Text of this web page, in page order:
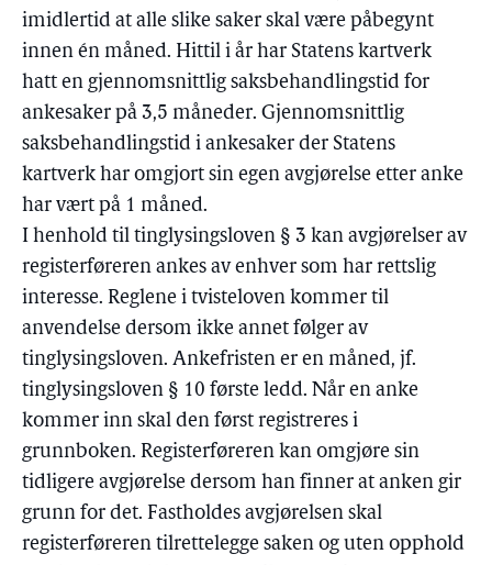
imidlertid at alle slike saker skal være påbegynt
innen én måned. Hittil i år har Statens kartverk
hatt en gjennomsnittlig saksbehandlingstid for
ankesaker på 3,5 måneder. Gjennomsnittlig
saksbehandlingstid i ankesaker der Statens
kartverk har omgjort sin egen avgjørelse etter anke
har vært på 1 måned.
I henhold til tinglysingsloven § 3 kan avgjørelser av
registerføreren ankes av enhver som har rettslig
interesse. Reglene i tvisteloven kommer til
anvendelse dersom ikke annet følger av
tinglysingsloven. Ankefristen er en måned, jf.
tinglysingsloven § 10 første ledd. Når en anke
kommer inn skal den først registreres i
grunnboken. Registerføreren kan omgjøre sin
tidligere avgjørelse dersom han finner at anken gir
grunn for det. Fastholdes avgjørelsen skal
registerføreren tilrettelegge saken og uten opphold